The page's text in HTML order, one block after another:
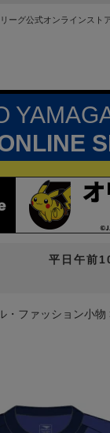
ーグ公式オンラインスト
平日午前
・ファッション小物